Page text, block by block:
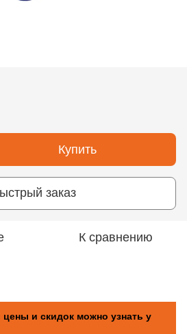
Купить
заказ
К сравнению
и скидок можно узнать у